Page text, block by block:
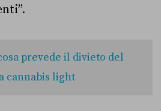
prevede il divieto del
cannabis light